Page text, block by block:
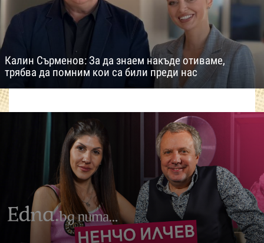
Калин Сърменов: За да знаем накъде отиваме,
трябва да помним кои са били преди нас